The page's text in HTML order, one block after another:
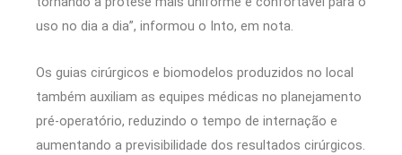
uso no dia a dia”, informou o Into, em nota.
Os guias cirúrgicos e biomodelos produzidos no local
também auxiliam as equipes médicas no planejamento
pré-operatório, reduzindo o tempo de internação e
aumentando a previsibilidade dos resultados cirúrgicos.